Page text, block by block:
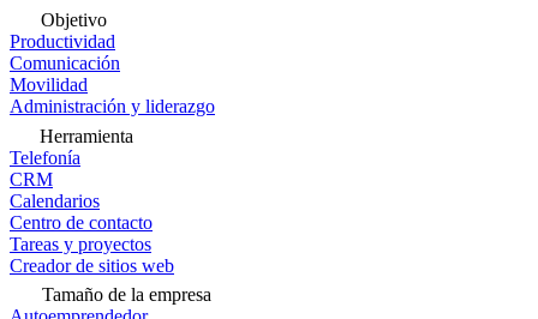
Objetivo
Productividad
Comunicación
Movilidad
Administración y liderazgo
Herramienta
Telefonía
CRM
Calendarios
Centro de contacto
Tareas y proyectos
Creador de sitios web
Tamaño de la empresa